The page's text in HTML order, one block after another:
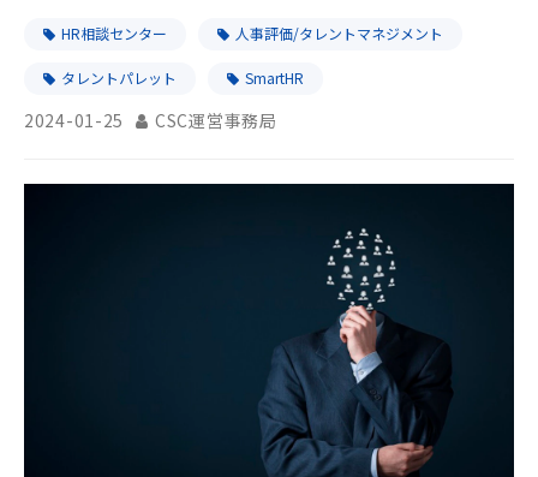
HR相談センター 人事評価/タレントマネジメント
タレントパレット SmartHR
2024-01-25 CSC運営事務局